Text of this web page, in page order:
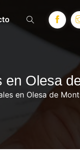
en Olesa
en Olesa de